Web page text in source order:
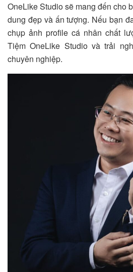
OneLike Studiosẽ mang đến cho
dung đẹp và ấn tượng. Nếu bạn
chụp ảnh profile cá nhân chất
Tiệm OneLike Studiovà trải
chuyên nghiệp.